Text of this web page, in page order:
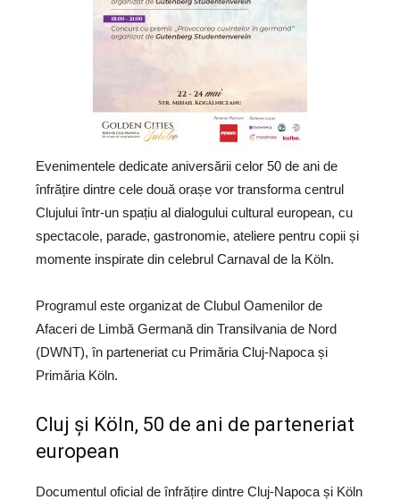
Evenimentele dedicate aniversării celor 50 de ani de
înfrățire dintre cele două orașe vor transforma centrul
Clujului într-un spațiu al dialogului cultural european, cu
spectacole, parade, gastronomie, ateliere pentru copii și
momente inspirate din celebrul Carnaval de la Köln.
Programul este organizat de Clubul Oamenilor de
Afaceri de Limbă Germană din Transilvania de Nord
(DWNT), în parteneriat cu Primăria Cluj-Napoca și
Primăria Köln.
Cluj și Köln, 50 de ani de parteneriat
european
Documentul oficial de înfrățire dintre Cluj-Napoca și Köln